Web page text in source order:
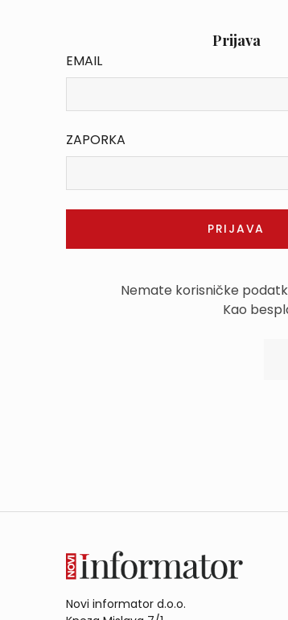
Prijava
EMAIL
ZAPORKA
Nemate korisničke
Kao
Novi informator d.o.o.